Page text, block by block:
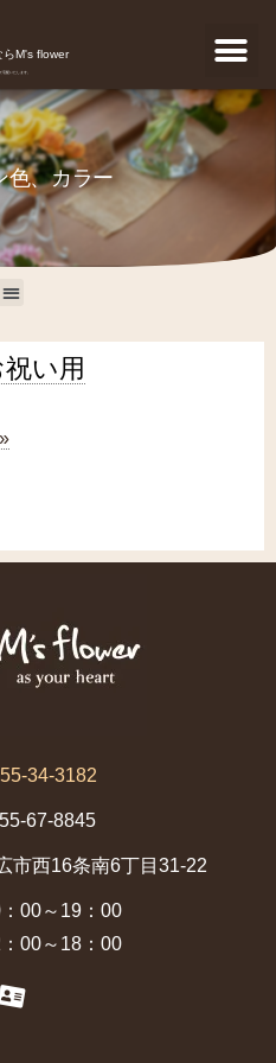
らM's flower
配いたします。
色、カラー
い用
34-3182
67-8845
市西16条南6丁目31-22
00～19：00
00～18：00